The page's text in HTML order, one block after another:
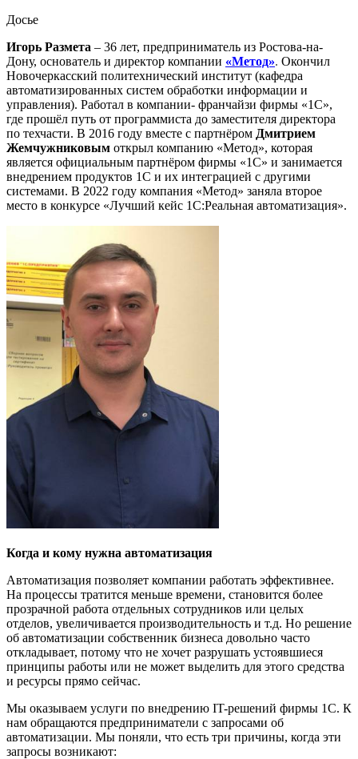
Досье
Игорь Размета – 36 лет, предприниматель из Ростова-на-
Дону, основатель и директор компании «Метод». Окончил
Новочеркасский политехнический институт (кафедра
автоматизированных систем обработки информации и
управления). Работал в компании- франчайзи фирмы «1С»,
где прошёл путь от программиста до заместителя директора
по техчасти. В 2016 году вместе с партнёром Дмитрием
Жемчужниковым открыл компанию «Метод», которая
является официальным партнёром фирмы «1С» и занимается
внедрением продуктов 1С и их интеграцией с другими
системами. В 2022 году компания «Метод» заняла второе
место в конкурсе «Лучший кейс 1С:Реальная автоматизация».
Когда и кому нужна автоматизация
Автоматизация позволяет компании работать эффективнее.
На процессы тратится меньше времени, становится более
прозрачной работа отдельных сотрудников или целых
отделов, увеличивается производительность и т.д. Но решение
об автоматизации собственник бизнеса довольно часто
откладывает, потому что не хочет разрушать устоявшиеся
принципы работы или не может выделить для этого средства
и ресурсы прямо сейчас.
Мы оказываем услуги по внедрению IT-решений фирмы 1С. К
нам обращаются предприниматели с запросами об
автоматизации. Мы поняли, что есть три причины, когда эти
запросы возникают: